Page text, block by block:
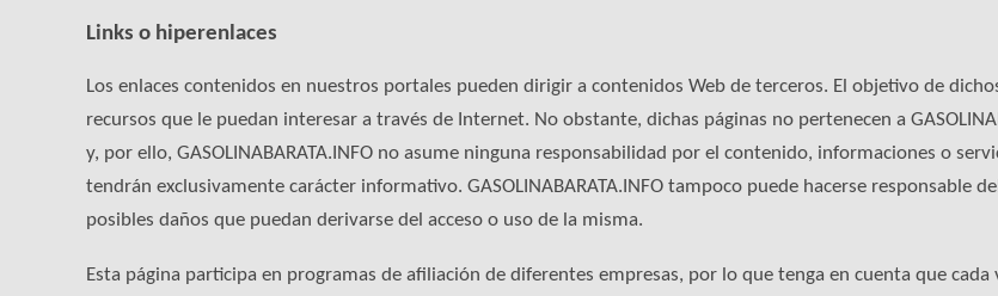
Links o hiperenlaces
Los enlaces contenidos en nuestros portales pueden dirigir a contenidos Web de terceros. El objetivo de
recursos que le puedan interesar a través de Internet. No obstante, dichas páginas no pertenecen a
y, por ello, GASOLINABARATA.INFO no asume ninguna responsabilidad por el contenido, informaciones o
tendrán exclusivamente carácter informativo. GASOLINABARATA.INFO tampoco puede hacerse responsable
posibles daños que puedan derivarse del acceso o uso de la misma.
Esta página participa en programas de afiliación de diferentes empresas, por lo que tenga en cuenta que cada